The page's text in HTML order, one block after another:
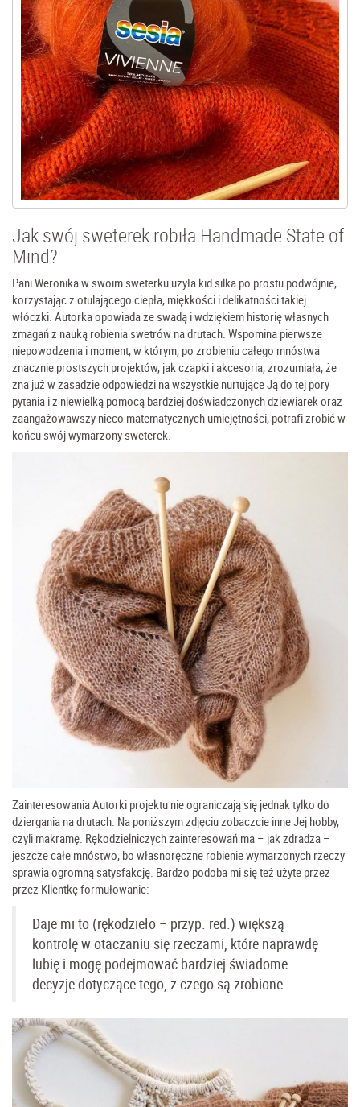
Jak swój sweterek robiła Handmade State of
Mind?
Pani Weronika w swoim sweterku użyła kid silka po prostu podwójnie,
korzystając z otulającego ciepła, miękkości i delikatności takiej
włóczki. Autorka opowiada ze swadą i wdziękiem historię własnych
zmagań z nauką robienia swetrów na drutach. Wspomina pierwsze
niepowodzenia i moment, w którym, po zrobieniu całego mnóstwa
znacznie prostszych projektów, jak czapki i akcesoria, zrozumiała, że
zna już w zasadzie odpowiedzi na wszystkie nurtujące Ją do tej pory
pytania i z niewielką pomocą bardziej doświadczonych dziewiarek oraz
zaangażowawszy nieco matematycznych umiejętności, potrafi zrobić w
końcu swój wymarzony sweterek.
Zainteresowania Autorki projektu nie ograniczają się jednak tylko do
dziergania na drutach. Na poniższym zdjęciu zobaczcie inne Jej hobby,
czyli makramę. Rękodzielniczych zainteresowań ma – jak zdradza –
jeszcze całe mnóstwo, bo własnoręczne robienie wymarzonych rzeczy
sprawia ogromną satysfakcję. Bardzo podoba mi się też użyte przez
przez Klientkę formułowanie:
Daje mi to (rękodzieło – przyp. red.) większą
kontrolę w otaczaniu się rzeczami, które naprawdę
lubię i mogę podejmować bardziej świadome
decyzje dotyczące tego, z czego są zrobione.